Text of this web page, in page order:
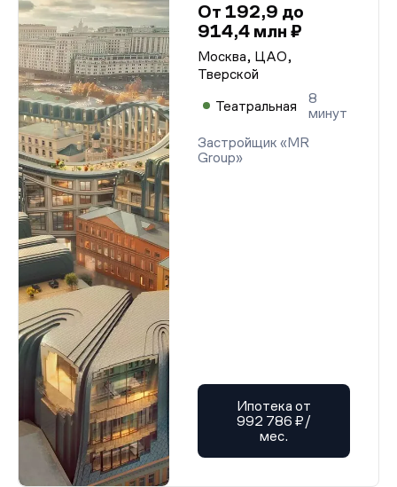
От 192,9 до
914,4 млн ₽
Москва, ЦАО,
Тверской
Театральная
8
минут
Застройщик «MR
Group»
Ипотека от
992 786 ₽/
мес.